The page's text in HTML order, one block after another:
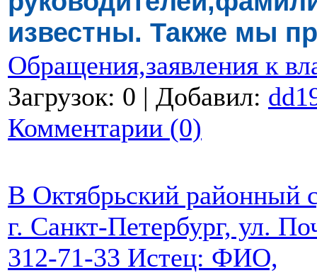
известны. Также мы
Обращения,заявления к
Загрузок: 0 | Добавил:
Комментарии (0)
В Октябрьский районный
г. Санкт-Петербург, ул.
312-71-33 Истец: ФИО,